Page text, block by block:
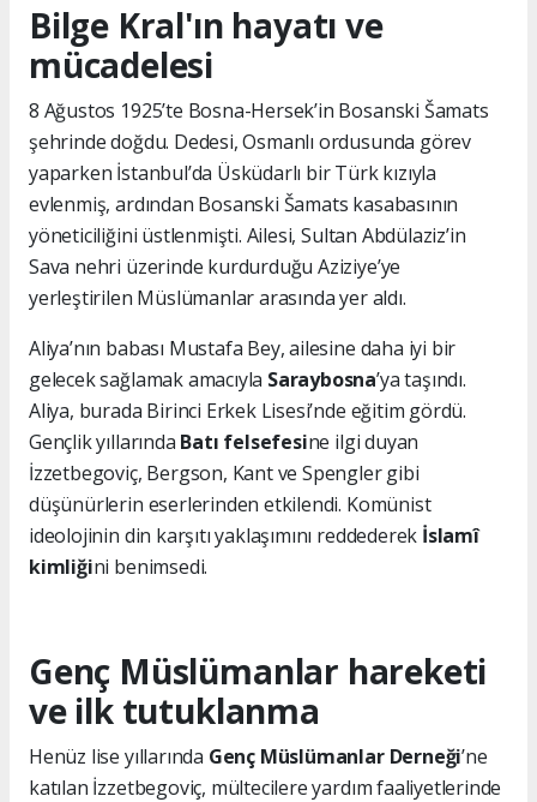
Bilge Kral'ın hayatı ve
mücadelesi
8 Ağustos 1925’te Bosna-Hersek’in Bosanski Šamats
şehrinde doğdu. Dedesi, Osmanlı ordusunda görev
yaparken İstanbul’da Üsküdarlı bir Türk kızıyla
evlenmiş, ardından Bosanski Šamats kasabasının
yöneticiliğini üstlenmişti. Ailesi, Sultan Abdülaziz’in
Sava nehri üzerinde kurdurduğu Aziziye’ye
yerleştirilen Müslümanlar arasında yer aldı.
Aliya’nın babası Mustafa Bey, ailesine daha iyi bir
gelecek sağlamak amacıyla Saraybosna’ya taşındı.
Aliya, burada Birinci Erkek Lisesi’nde eğitim gördü.
Gençlik yıllarında Batı felsefesine ilgi duyan
İzzetbegoviç, Bergson, Kant ve Spengler gibi
düşünürlerin eserlerinden etkilendi. Komünist
ideolojinin din karşıtı yaklaşımını reddederek İslamî
kimliğini benimsedi.
Genç Müslümanlar hareketi
ve ilk tutuklanma
Henüz lise yıllarında Genç Müslümanlar Derneği’ne
katılan İzzetbegoviç, mültecilere yardım faaliyetlerinde